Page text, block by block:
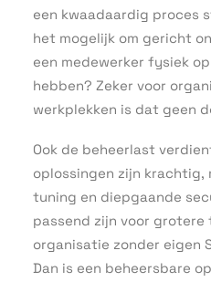
een kwaadaardig proces
het mogelijk om gericht
een medewerker fysiek
hebben? Zeker voor
werkplekken is dat geen
Ook de beheerlast
oplossingen zijn krachtig,
tuning en diepgaande
passend zijn voor grotere
organisatie zonder eigen
Dan is een beheersbare